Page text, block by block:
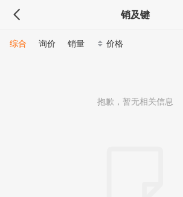
销及键
综合 询价 销量 价格
抱歉，暂无相关信息